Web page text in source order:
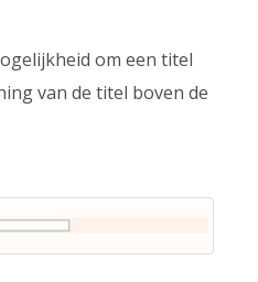
om een titel
van de titel boven de